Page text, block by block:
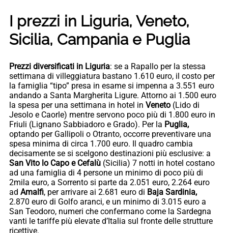
I prezzi in Liguria, Veneto,
Sicilia, Campania e Puglia
Prezzi diversificati in Liguria: se a Rapallo per la stessa
settimana di villeggiatura bastano 1.610 euro, il costo per
la famiglia “tipo” presa in esame si impenna a 3.551 euro
andando a Santa Margherita Ligure. Attorno ai 1.500 euro
la spesa per una settimana in hotel in Veneto (Lido di
Jesolo e Caorle) mentre servono poco più di 1.800 euro in
Friuli (Lignano Sabbiadoro e Grado). Per la Puglia,
optando per Gallipoli o Otranto, occorre preventivare una
spesa minima di circa 1.700 euro. Il quadro cambia
decisamente se si scelgono destinazioni più esclusive: a
San Vito lo Capo e Cefalù (Sicilia) 7 notti in hotel costano
ad una famiglia di 4 persone un minimo di poco più di
2mila euro, a Sorrento si parte da 2.051 euro, 2.264 euro
ad Amalfi, per arrivare ai 2.681 euro di Baja Sardinia,
2.870 euro di Golfo aranci, e un minimo di 3.015 euro a
San Teodoro, numeri che confermano come la Sardegna
vanti le tariffe più elevate d’Italia sul fronte delle strutture
ricettive.